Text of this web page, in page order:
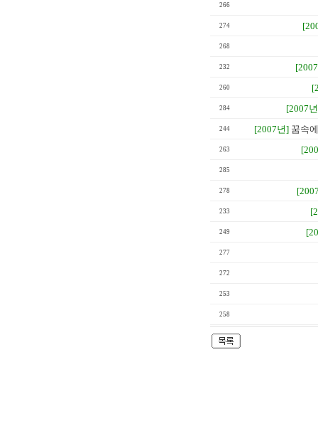
266
274
268
232
260
284 [2007
244 [2007년] 꿈속
263
285
278
233
249
277
272
253
258